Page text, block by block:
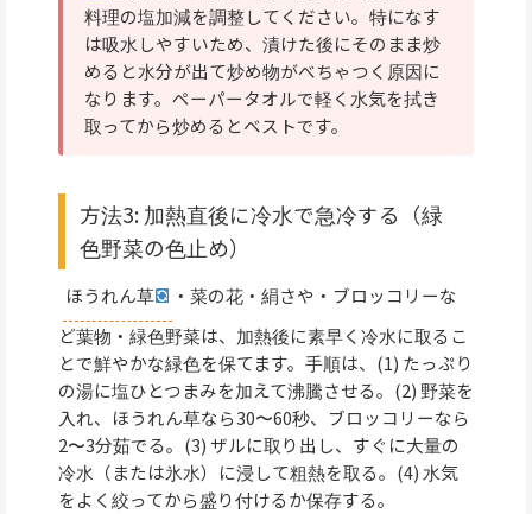
料理の塩加減を調整してください。特になす
は吸水しやすいため、漬けた後にそのまま炒
めると水分が出て炒め物がべちゃつく原因に
なります。ペーパータオルで軽く水気を拭き
取ってから炒めるとベストです。
方法3: 加熱直後に冷水で急冷する（緑
色野菜の色止め）
ほうれん草
・菜の花・絹さや・ブロッコリーな
ど葉物・緑色野菜は、加熱後に素早く冷水に取るこ
とで鮮やかな緑色を保てます。手順は、(1) たっぷり
の湯に塩ひとつまみを加えて沸騰させる。(2) 野菜を
入れ、ほうれん草なら30〜60秒、ブロッコリーなら
2〜3分茹でる。(3) ザルに取り出し、すぐに大量の
冷水（または氷水）に浸して粗熱を取る。(4) 水気
をよく絞ってから盛り付けるか保存する。